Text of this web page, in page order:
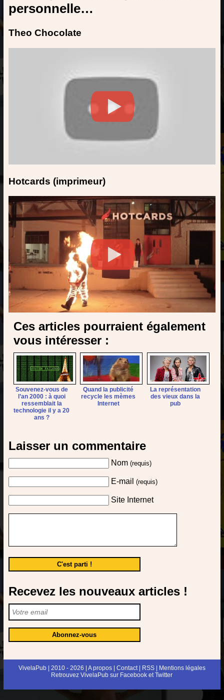
personnelle…
Theo Chocolate
Hotcards (imprimeur)
Ces articles pourraient également
vous intéresser :
Souvenez-vous de
l’an 2000 : à quoi
ressemblait la
technologie il y a 20
ans ?
Quand la publicité
recycle les mèmes
Internet
La représentation
des vieux dans la
pub
Laisser un commentaire
Nom (requis)
E-mail (requis)
Site Internet
Recevez les nouveaux articles !
VivelaPub| 2010 - 2026 | A propos| Contact| RSS|
Mentions légales
Retrouvez VivelaPub sur Facebook etTwitter